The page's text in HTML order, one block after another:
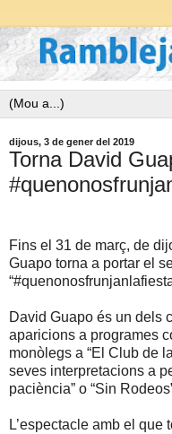
dijous, 3 de gener del 2019
Torna David
Fins el 31 de març, de
Guapo torna a portar el
David Guapo és un dels
aparicions a programes
monòlegs a “El Club de
seves interpretacions a
paciència” o “Sin
L’espectacle amb el